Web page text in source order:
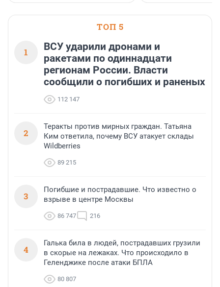
ТОП 5
1
ВСУ ударили дронами и
ракетами по одиннадцати
регионам России. Власти
сообщили о погибших и раненых
112 147
2
Теракты против мирных граждан. Татьяна
Ким ответила, почему ВСУ атакует склады
Wildberries
89 215
3
Погибшие и пострадавшие. Что известно о
взрыве в центре Москвы
86 747 216
4
Галька била в людей, пострадавших грузили
в скорые на лежаках. Что происходило в
Геленджике после атаки БПЛА
80 807